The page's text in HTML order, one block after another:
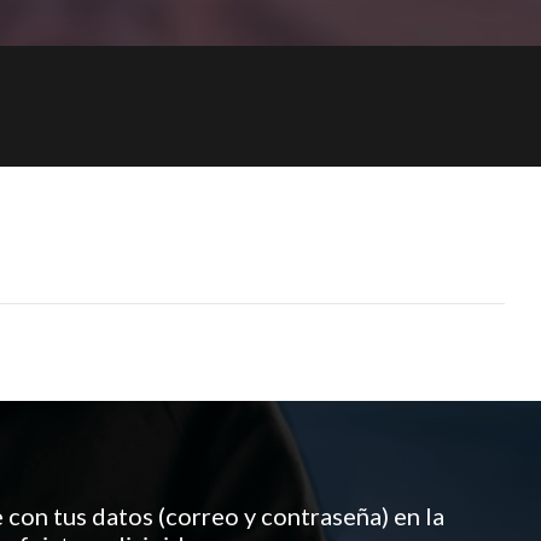
tus datos (correo y contraseña) en la